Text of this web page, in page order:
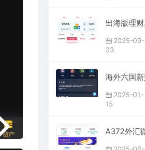
2025-09-
03
2025-01-
15